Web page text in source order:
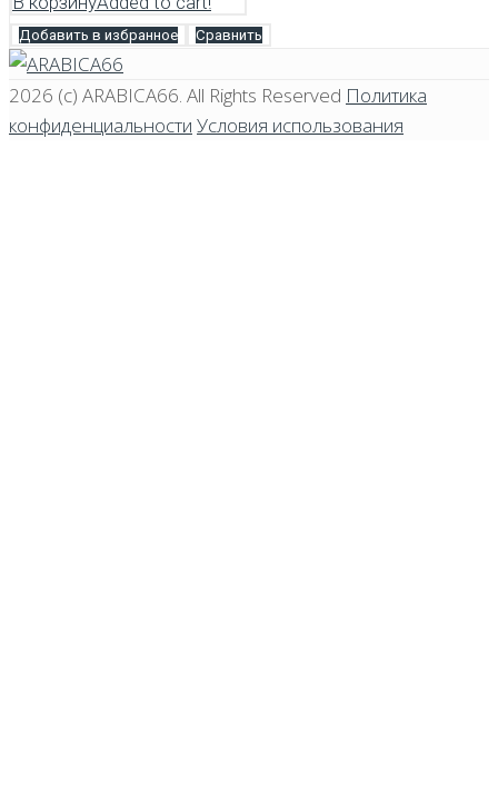
Добавить в избранное Сравнить
2026 (c) ARABICA66 . All Rights Reserved Политика
конфиденциальности Условия использования